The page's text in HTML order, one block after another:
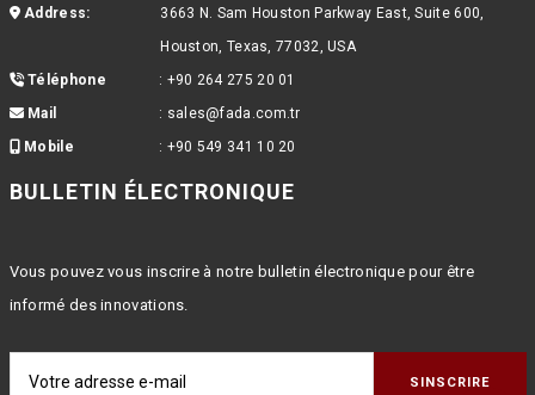
Address:
3663 N. Sam Houston Parkway East, Suite 600,
Houston, Texas, 77032, USA
Téléphone
: +90 264 275 20 01
Mail
: sales@fada.com.tr
Mobile
: +90 549 341 10 20
BULLETIN ÉLECTRONIQUE
Vous pouvez vous inscrire à notre bulletin électronique pour être
informé des innovations.